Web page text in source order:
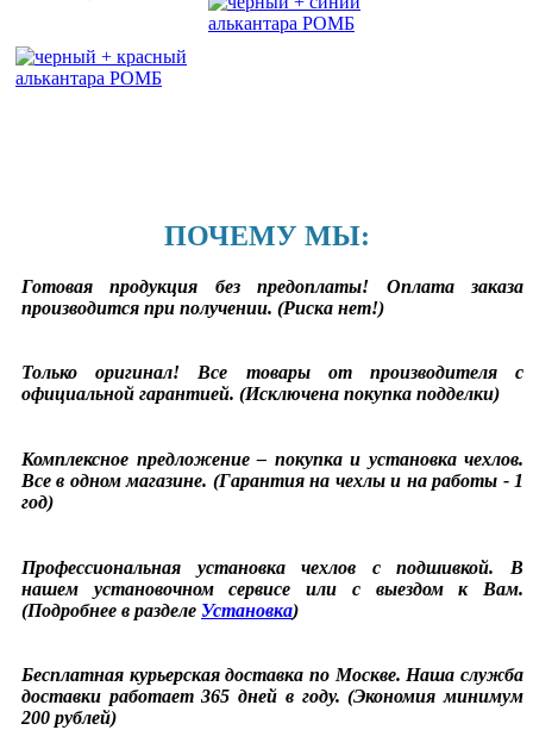
ПОЧЕМУ МЫ:
Готовая продукция без предоплаты! Оплата заказа
производится при получении. (Риска нет!)
Только оригинал! Все товары от производителя с
официальной гарантией. (Исключена покупка подделки)
Комплексное предложение – покупка и установка чехлов.
Все в одном магазине. (Гарантия на чехлы и на работы - 1
год)
Профессиональная установка чехлов с подшивкой. В
нашем установочном сервисе или с выездом к Вам.
(Подробнее в разделе Установка)
Бесплатная курьерская доставка по Москве. Наша служба
доставки работает 365 дней в году. (Экономия минимум
200 рублей)